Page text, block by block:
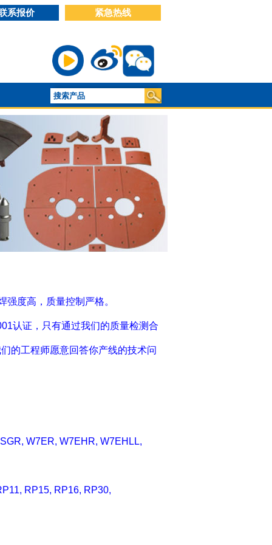
系报价 紧急热线
度高，质量控制严格。
认证，只有通过我们的质量检测合
的工程师愿意回答你产线的技术问
W7ER, W7EHR, W7EHLL,
RP15, RP16, RP30,